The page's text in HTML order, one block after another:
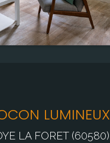
LUMINEUX
LA FORET (60580)